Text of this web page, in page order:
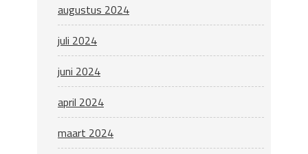
augustus 2024
juli 2024
juni 2024
april 2024
maart 2024